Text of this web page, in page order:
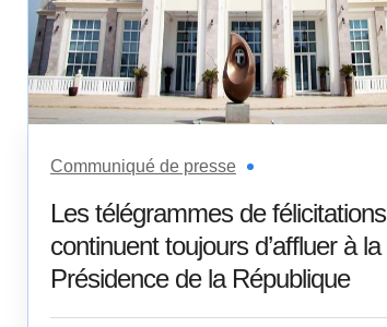
Communiqué de presse
Les télégrammes de félicitations
continuent toujours d’affluer à la
Présidence de la République